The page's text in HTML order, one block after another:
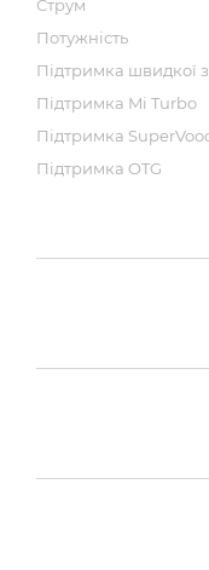
Струм
Потужність
Підтримка швидкої
Підтримка Mi Turbo
Підтримка
Підтримка OTG